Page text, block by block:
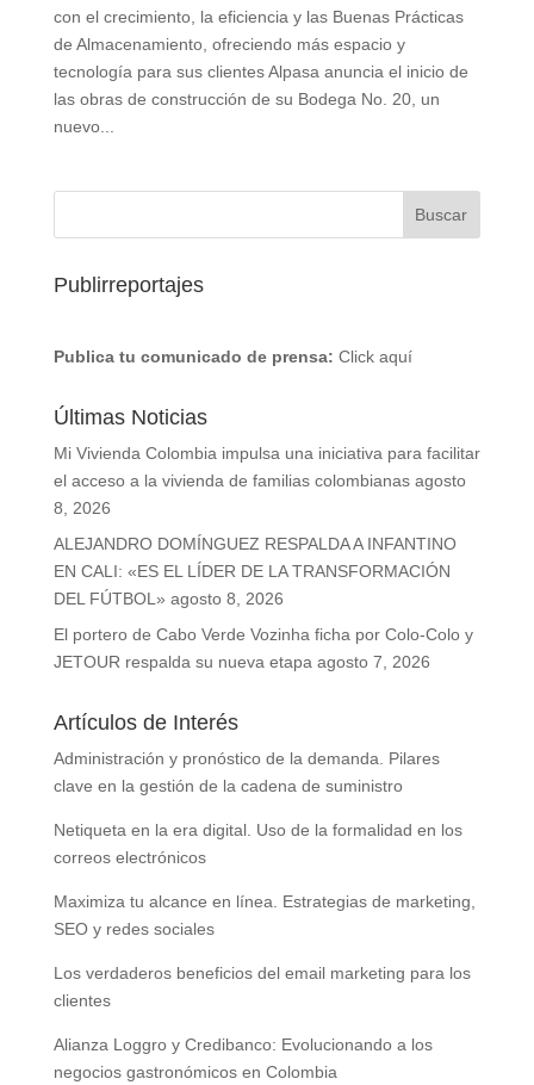
con el crecimiento, la eficiencia y las Buenas Prácticas
de Almacenamiento, ofreciendo más espacio y
tecnología para sus clientes Alpasa anuncia el inicio de
las obras de construcción de su Bodega No. 20, un
nuevo...
Publirreportajes
Publica tu comunicado de prensa: Click aquí
Últimas Noticias
Mi Vivienda Colombia impulsa una iniciativa para facilitar
el acceso a la vivienda de familias colombianas agosto
8, 2026
ALEJANDRO DOMÍNGUEZ RESPALDA A INFANTINO
EN CALI: «ES EL LÍDER DE LA TRANSFORMACIÓN
DEL FÚTBOL» agosto 8, 2026
El portero de Cabo Verde Vozinha ficha por Colo-Colo y
JETOUR respalda su nueva etapa agosto 7, 2026
Artículos de Interés
Administración y pronóstico de la demanda. Pilares
clave en la gestión de la cadena de suministro
Netiqueta en la era digital. Uso de la formalidad en los
correos electrónicos
Maximiza tu alcance en línea. Estrategias de marketing,
SEO y redes sociales
Los verdaderos beneficios del email marketing para los
clientes
Alianza Loggro y Credibanco: Evolucionando a los
negocios gastronómicos en Colombia